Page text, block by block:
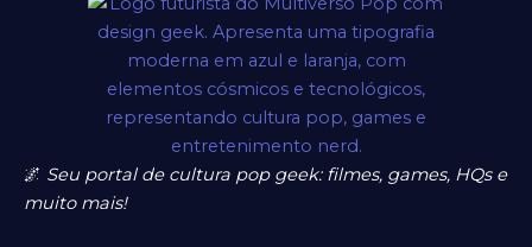
🌌 Seu portal de cultura pop geek: filmes, games, HQs e
muito mais!